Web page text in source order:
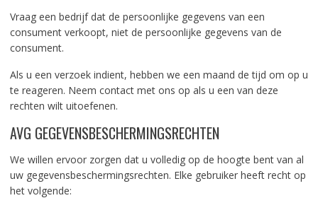
Vraag een bedrijf dat de persoonlijke gegevens van een
consument verkoopt, niet de persoonlijke gegevens van de
consument.
Als u een verzoek indient, hebben we een maand de tijd om op u
te reageren. Neem contact met ons op als u een van deze
rechten wilt uitoefenen.
AVG GEGEVENSBESCHERMINGSRECHTEN
We willen ervoor zorgen dat u volledig op de hoogte bent van al
uw gegevensbeschermingsrechten. Elke gebruiker heeft recht op
het volgende: